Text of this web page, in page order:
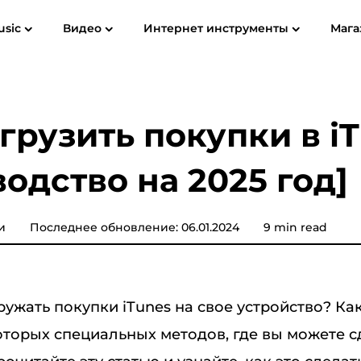
Конвертер музыки YouTube
Звуковой конвертер
Pandora
Видео Интернет инструменты
пользователяЧасто задаваемые вопросы (FAQ)
покупки в
на 2025 год]
Последнее обновление: 06.01.2024 9 min read
покупки iTunes на свое устройство?
специальных методов, где вы можете